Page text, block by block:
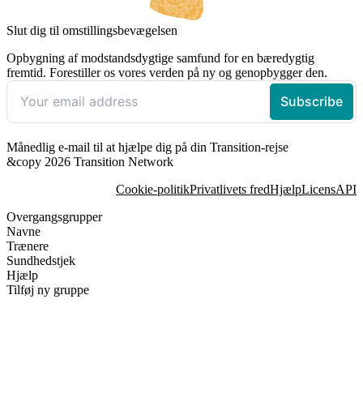
Slut dig til omstillingsbevægelsen
Opbygning af modstandsdygtige samfund for en bæredygtig
fremtid. Forestiller os vores verden på ny og genopbygger den.
Månedlig e-mail til at hjælpe dig på din Transition-rejse
&copy 2026 Transition Network
Cookie-politikPrivatlivets fredHjælpLicensAPI
Overgangsgrupper
Navne
Trænere
Sundhedstjek
Hjælp
Tilføj ny gruppe